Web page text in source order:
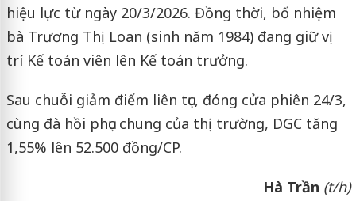
hiệu lực từ ngày 20/3/2026. Đồng thời, bổ nhiệm
bà Trương Thị Loan (sinh năm 1984) đang giữ vị
trí Kế toán viên lên Kế toán trưởng.
Sau chuỗi giảm điểm liên tục, đóng cửa phiên 24/3,
cùng đà hồi phục chung của thị trường, DGC tăng
1,55% lên 52.500 đồng/CP.
Hà Trần (t/h)